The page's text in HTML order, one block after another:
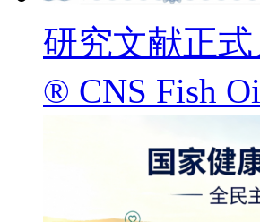
研究文献正
® CNS Fish